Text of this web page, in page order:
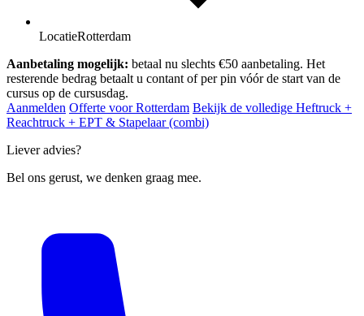
LocatieRotterdam
Aanbetaling mogelijk: betaal nu slechts €50 aanbetaling. Het
resterende bedrag betaalt u contant of per pin vóór de start van de
cursus op de cursusdag.
Aanmelden Offerte voor Rotterdam Bekijk de volledige Heftruck +
Reachtruck + EPT & Stapelaar (combi)
Liever advies?
Bel ons gerust, we denken graag mee.